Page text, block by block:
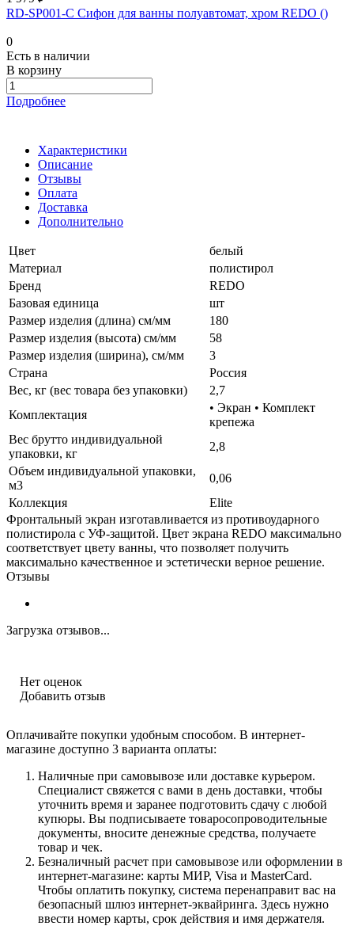
RD-SP001-C Сифон для ванны полуавтомат, хром REDO ()
0
Есть в наличии
В корзину
Подробнее
Характеристики
Описание
Отзывы
Оплата
Доставка
Дополнительно
Цвет
белый
Материал
полистирол
Бренд
REDO
Базовая единица
шт
Размер изделия (длина) см/мм
180
Размер изделия (высота) см/мм
58
Размер изделия (ширина), см/мм
3
Страна
Россия
Вес, кг (вес товара без упаковки)
2,7
Комплектация
• Экран • Комплект
крепежа
Вес брутто индивидуальной
упаковки, кг
2,8
Объем индивидуальной упаковки,
м3
0,06
Коллекция
Elite
Фронтальный экран изготавливается из противоударного
полистирола с УФ-защитой. Цвет экрана REDO максимально
соответствует цвету ванны, что позволяет получить
максимально качественное и эстетически верное решение.
Отзывы
Загрузка отзывов...
Нет оценок
Добавить отзыв
Оплачивайте покупки удобным способом. В интернет-
магазине доступно 3 варианта оплаты:
Наличные при самовывозе или доставке курьером.
Специалист свяжется с вами в день доставки, чтобы
уточнить время и заранее подготовить сдачу с любой
купюры. Вы подписываете товаросопроводительные
документы, вносите денежные средства, получаете
товар и чек.
Безналичный расчет при самовывозе или оформлении в
интернет-магазине: карты МИР, Visa и MasterCard.
Чтобы оплатить покупку, система перенаправит вас на
безопасный шлюз интернет-эквайринга. Здесь нужно
ввести номер карты, срок действия и имя держателя.